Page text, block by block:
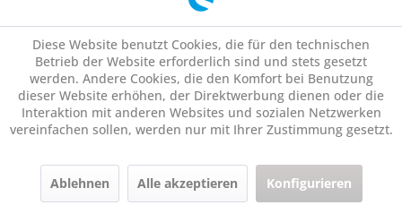
Diese Website benutzt Cookies, die für den technischen
Betrieb der Website erforderlich sind und stets gesetzt
werden. Andere Cookies, die den Komfort bei Benutzung
dieser Website erhöhen, der Direktwerbung dienen oder die
Interaktion mit anderen Websites und sozialen Netzwerken
vereinfachen sollen, werden nur mit Ihrer Zustimmung gesetzt.
Ablehnen Alle akzeptieren Konfigurieren